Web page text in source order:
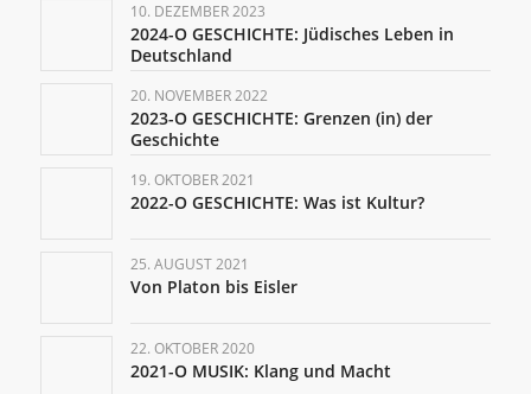
10. DEZEMBER 2023
2024-O GESCHICHTE: Jüdisches Leben in
Deutschland
20. NOVEMBER 2022
2023-O GESCHICHTE: Grenzen (in) der
Geschichte
19. OKTOBER 2021
2022-O GESCHICHTE: Was ist Kultur?
25. AUGUST 2021
Von Platon bis Eisler
22. OKTOBER 2020
2021-O MUSIK: Klang und Macht